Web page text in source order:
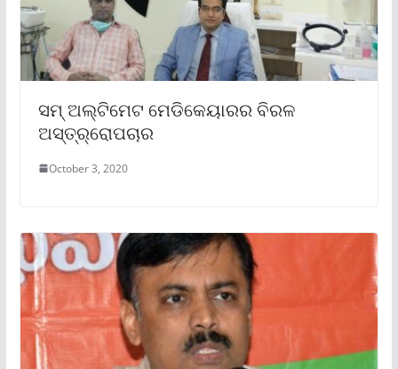
ସମ୍ ଅଲ୍ଟିମେଟ ମେଡିକେୟାରର ବିରଳ
ଅସ୍ତ୍ର୍ରୋପଚାର
October 3, 2020